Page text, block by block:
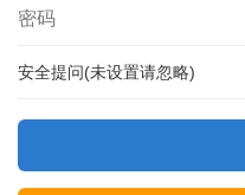
安全提问(未设置请忽略)